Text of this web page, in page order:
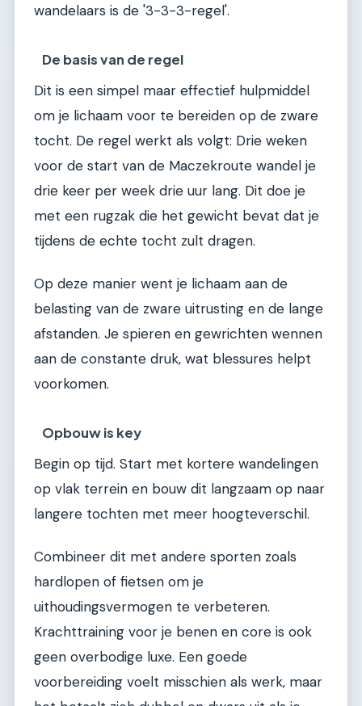
wandelaars is de '3-3-3-regel'.
De basis van de regel
Dit is een simpel maar effectief hulpmiddel
om je lichaam voor te bereiden op de zware
tocht. De regel werkt als volgt: Drie weken
voor de start van de Maczekroute wandel je
drie keer per week drie uur lang. Dit doe je
met een rugzak die het gewicht bevat dat je
tijdens de echte tocht zult dragen.
Op deze manier went je lichaam aan de
belasting van de zware uitrusting en de lange
afstanden. Je spieren en gewrichten wennen
aan de constante druk, wat blessures helpt
voorkomen.
Opbouw is key
Begin op tijd. Start met kortere wandelingen
op vlak terrein en bouw dit langzaam op naar
langere tochten met meer hoogteverschil.
Combineer dit met andere sporten zoals
hardlopen of fietsen om je
uithoudingsvermogen te verbeteren.
Krachttraining voor je benen en core is ook
geen overbodige luxe. Een goede
voorbereiding voelt misschien als werk, maar